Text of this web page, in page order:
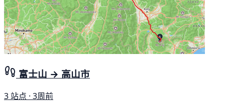
富士山 → 高山市
3 站点 · 3周前